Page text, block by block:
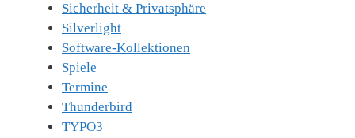
Sicherheit & Privatsphäre
Silverlight
Software-Kollektionen
Spiele
Termine
Thunderbird
TYPO3